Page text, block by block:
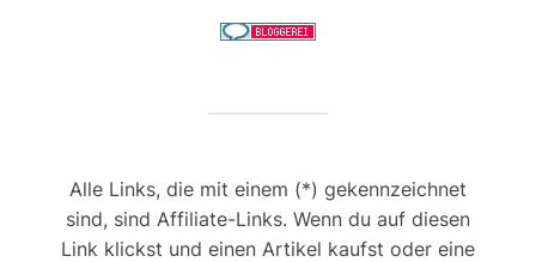
Alle Links, die mit einem (*) gekennzeichnet
sind, sind Affiliate-Links. Wenn du auf diesen
Link klickst und einen Artikel kaufst oder eine